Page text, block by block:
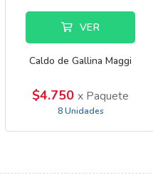
VER
Caldo de Gallina Maggi
$4.750 x Paquete
8 Unidades